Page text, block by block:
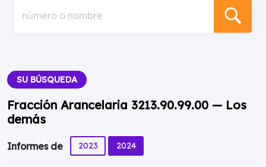
número o nombre
SU BÚSQUEDA
Fracción Arancelaria 3213.90.99.00 — Los
demás
Informes de 2023 2024